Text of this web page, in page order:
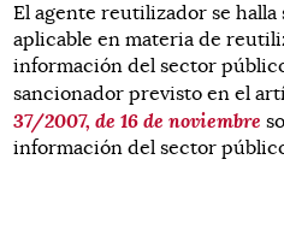
El agente reutilizador se
aplicable en materia de
información del sector
sancionador previsto en el
37/2007, de 16 de noviembre
información del sector